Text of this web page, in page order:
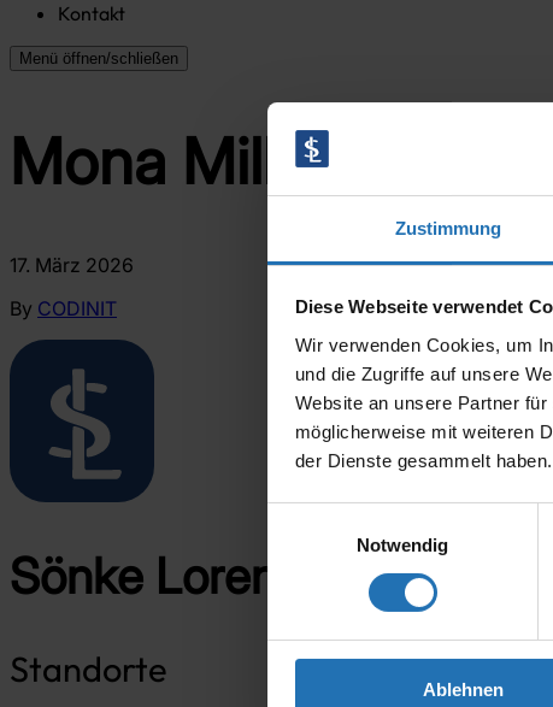
Zustimmung
Diese Webseite verwendet
Wir verwenden Cookies, um
und die Zugriffe auf unsere
Website an unsere Partner
möglicherweise mit weiteren
der Dienste gesammelt haben.
Notwendig
Ablehnen
Kontakt
Menü öffnen/schließen
Mona Mille
17. März 2026
By CODINIT
Sönke Lorenz & Team
Standorte